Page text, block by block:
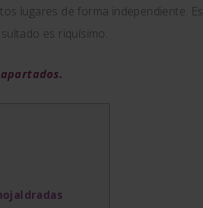
lugares de forma independiente. Es
es riquísimo.
.